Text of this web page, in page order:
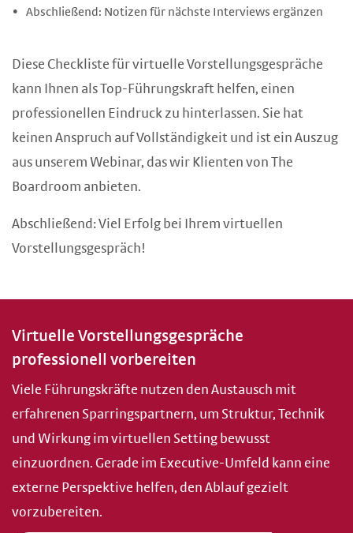
Abschließend: Notizen für nächste Interviews ergänzen
Diese Checkliste für virtuelle Vorstellungsgespräche
kann Ihnen als Top-Führungskraft helfen, einen
professionellen Eindruck zu hinterlassen. Sie hat
keinen Anspruch auf Vollständigkeit und ist ein Auszug
aus unserem Webinar, das wir Klienten von The
Boardroom anbieten.
Abschließend: Viel Erfolg bei Ihrem virtuellen
Vorstellungsgespräch!
Virtuelle Vorstellungsgespräche
professionell vorbereiten
Viele Führungskräfte nutzen den Austausch mit
erfahrenen Sparringspartnern, um Struktur, Technik
und Wirkung im virtuellen Setting bewusst
einzuordnen. Gerade im Executive-Umfeld kann eine
externe Perspektive helfen, den Ablauf gezielt
vorzubereiten.